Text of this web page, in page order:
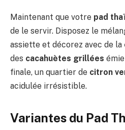
Maintenant que votre pad thaï
de le servir. Disposez le
assiette et décorez avec de la
des cacahuètes grillées
finale, un quartier de citron
acidulée irrésistible.
Variantes du Pad